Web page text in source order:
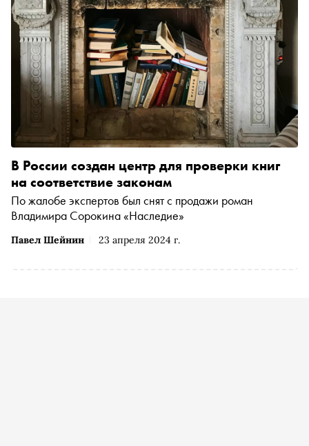
Павел Шейнин 23 апреля 2024 г.
В России создан центр для проверки книг
на соответствие законам
По жалобе экспертов был снят с продажи роман
Владимира Сорокина «Наследие»